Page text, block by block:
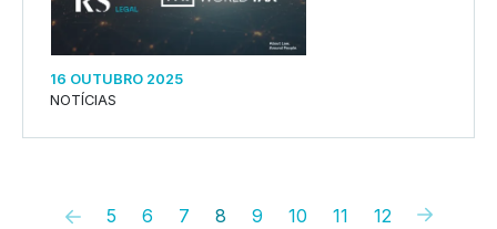
16 OUTUBRO 2025
NOTÍCIAS
5 6 7 8 9 10 11 12